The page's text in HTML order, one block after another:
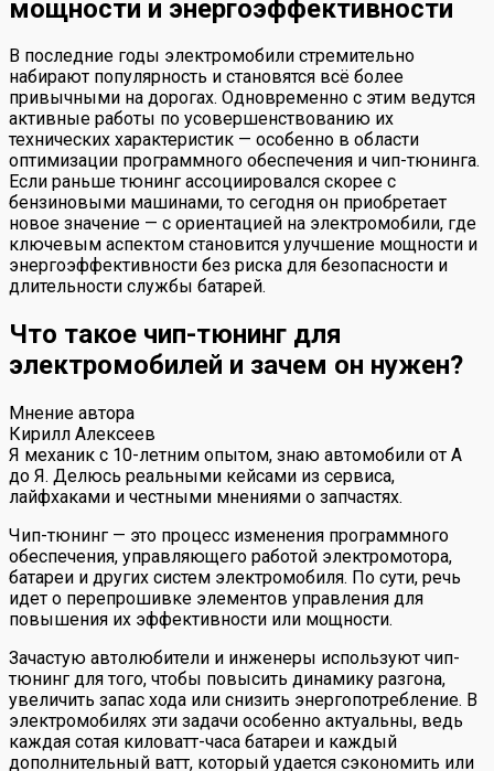
мощности и энергоэффективности
В последние годы электромобили стремительно
набирают популярность и становятся всё более
привычными на дорогах. Одновременно с этим ведутся
активные работы по усовершенствованию их
технических характеристик — особенно в области
оптимизации программного обеспечения и чип-тюнинга.
Если раньше тюнинг ассоциировался скорее с
бензиновыми машинами, то сегодня он приобретает
новое значение — с ориентацией на электромобили, где
ключевым аспектом становится улучшение мощности и
энергоэффективности без риска для безопасности и
длительности службы батарей.
Что такое чип-тюнинг для
электромобилей и зачем он нужен?
Мнение автора
Кирилл Алексеев
Я механик с 10-летним опытом, знаю автомобили от А
до Я. Делюсь реальными кейсами из сервиса,
лайфхаками и честными мнениями о запчастях.
Чип-тюнинг — это процесс изменения программного
обеспечения, управляющего работой электромотора,
батареи и других систем электромобиля. По сути, речь
идет о перепрошивке элементов управления для
повышения их эффективности или мощности.
Зачастую автолюбители и инженеры используют чип-
тюнинг для того, чтобы повысить динамику разгона,
увеличить запас хода или снизить энергопотребление. В
электромобилях эти задачи особенно актуальны, ведь
каждая сотая киловатт-часа батареи и каждый
дополнительный ватт, который удается сэкономить или